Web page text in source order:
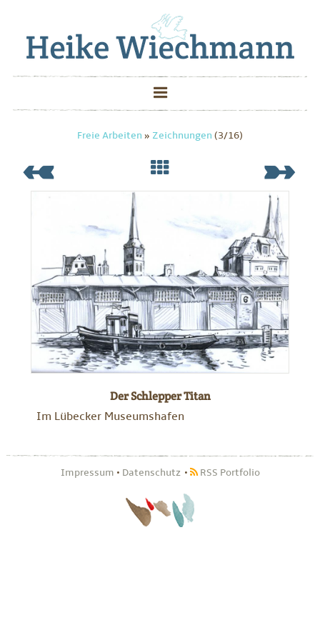
Freie Arbeiten » Zeichnungen (3/16)
Der Schlepper Titan
Im Lübecker Museumshafen
Impressum • Datenschutz RSS Portfolio